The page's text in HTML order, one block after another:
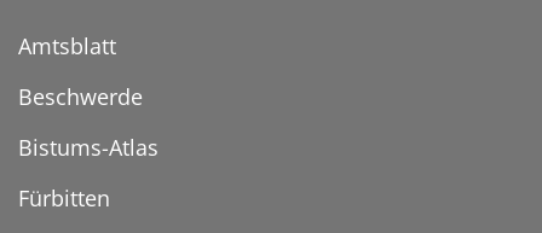
Amtsblatt
Beschwerde
Bistums-Atlas
Fürbitten